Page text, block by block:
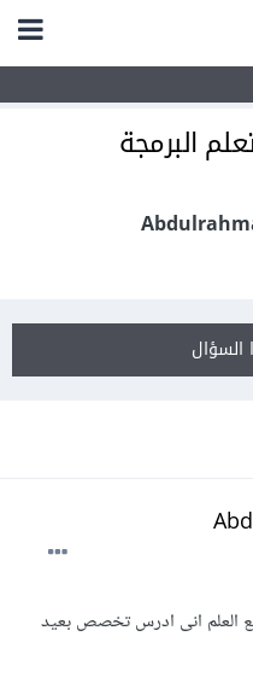
البرمجة
العلم انى ادرس تخصص بعيد